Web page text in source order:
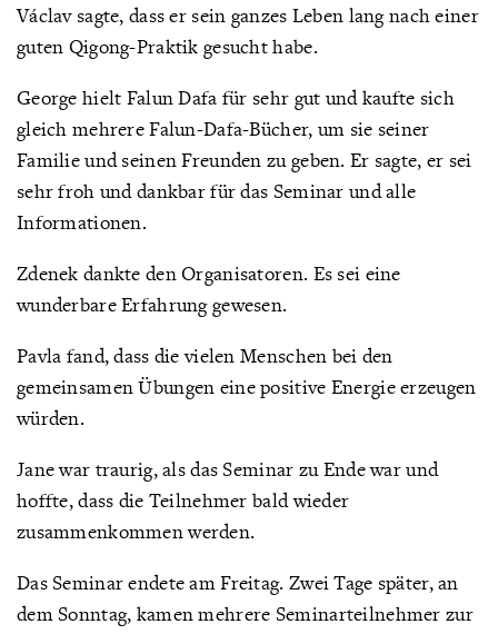
Václav sagte, dass er sein ganzes Leben lang nach einer
guten Qigong-Praktik gesucht habe.
George hielt Falun Dafa für sehr gut und kaufte sich
gleich mehrere Falun-Dafa-Bücher, um sie seiner
Familie und seinen Freunden zu geben. Er sagte, er sei
sehr froh und dankbar für das Seminar und alle
Informationen.
Zdenek dankte den Organisatoren. Es sei eine
wunderbare Erfahrung gewesen.
Pavla fand, dass die vielen Menschen bei den
gemeinsamen Übungen eine positive Energie erzeugen
würden.
Jane war traurig, als das Seminar zu Ende war und
hoffte, dass die Teilnehmer bald wieder
zusammenkommen werden.
Das Seminar endete am Freitag. Zwei Tage später, an
dem Sonntag, kamen mehrere Seminarteilnehmer zur